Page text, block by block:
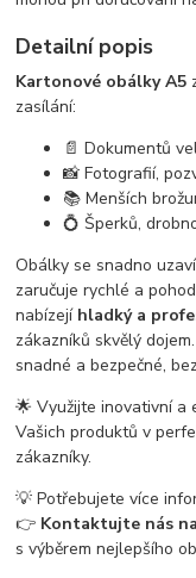
Detailní popis
Kartonové obálky A5
zasílání:
📄 Dokumentů
📸 Fotografií,
📚 Menších
💍 Šperků,
Obálky se snadno
zaručuje rychlé a
nabízejí hladký a
zákazníků skvělý
snadné a bezpečné,
🌟 Využijte inovativní a
Vašich produktů v
zákazníky.
💡 Potřebujete více
👉 Kontaktujte nás
s výběrem nejlepšího